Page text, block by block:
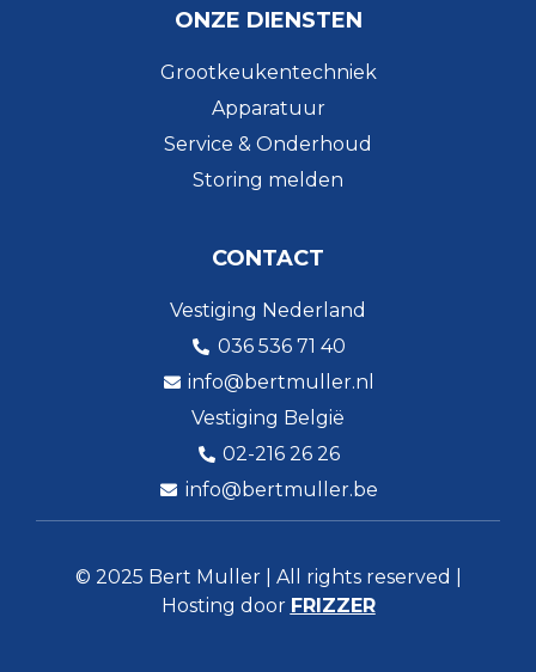
ONZE DIENSTEN
Grootkeukentechniek
Apparatuur
Service & Onderhoud
Storing melden
CONTACT
Vestiging Nederland
036 536 71 40
info@bertmuller.nl
Vestiging België
02-216 26 26
info@bertmuller.be
© 2025 Bert Muller | All rights reserved |
Hosting door FRIZZER